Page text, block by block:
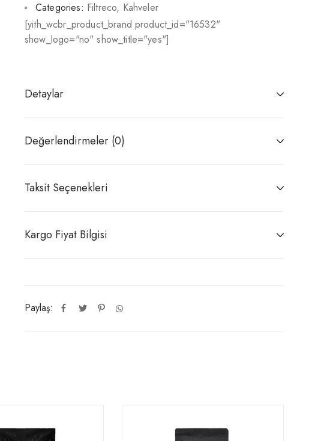
Paylaş:
Categories: Filtreco, Kahveler
[yith_wcbr_product_brand product_id="16532"
show_logo="no" show_title="yes"]
Detaylar
Değerlendirmeler (0)
Taksit Seçenekleri
Kargo Fiyat Bilgisi